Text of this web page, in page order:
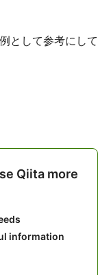
として参考にして
Qiita more
information